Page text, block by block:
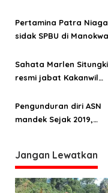
o
s
fokus pembangunan
Pertamina Patra Niaga
sidak SPBU di
subsidi
Sahata Marlen
resmi jabat Kakanwil
Pengunduran diri ASN
mandek Sejak 2019,
Jangan Lewatkan